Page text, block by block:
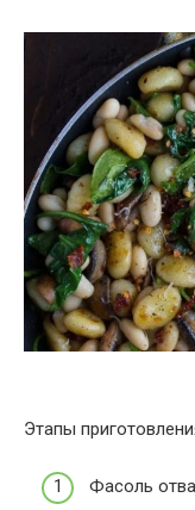
Этапы
Фасоль